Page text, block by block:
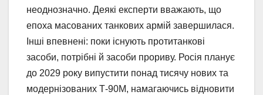
неоднозначно. Деякі експерти вважають, що
епоха масованих танкових армій завершилася.
Інші впевнені: поки існують протитанкові
засоби, потрібні й засоби прориву. Росія планує
до 2029 року випустити понад тисячу нових та
модернізованих Т-90М, намагаючись відновити